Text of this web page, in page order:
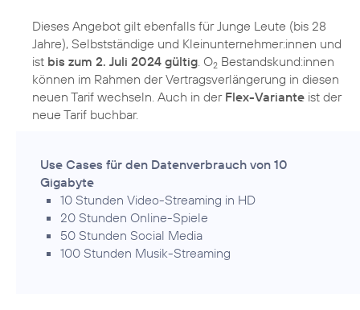
Dieses Angebot gilt ebenfalls für Junge Leute (bis 28
Jahre), Selbstständige und Kleinunternehmer:innen und
ist bis zum 2. Juli 2024 gültig. O2 Bestandskund:innen
können im Rahmen der Vertragsverlängerung in diesen
neuen Tarif wechseln. Auch in der Flex-Variante ist der
neue Tarif buchbar.
Use Cases für den Datenverbrauch von 10
Gigabyte
10 Stunden Video-Streaming in HD
20 Stunden Online-Spiele
50 Stunden Social Media
100 Stunden Musik-Streaming